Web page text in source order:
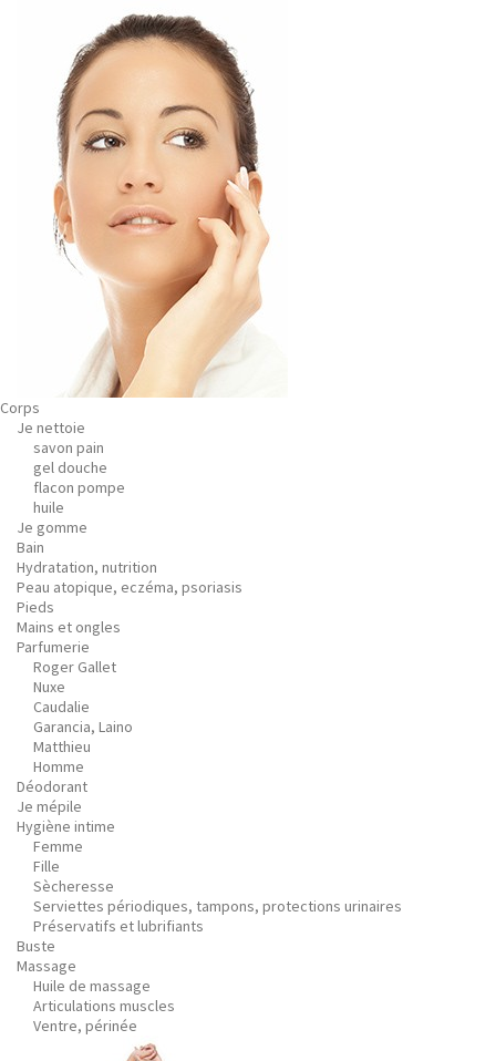
Corps
Je nettoie
savon pain
gel douche
flacon pompe
huile
Je gomme
Bain
Hydratation, nutrition
Peau atopique, eczéma, psoriasis
Pieds
Mains et ongles
Parfumerie
Roger Gallet
Nuxe
Caudalie
Garancia, Laino
Matthieu
Homme
Déodorant
Je mépile
Hygiène intime
Femme
Fille
Sècheresse
Serviettes périodiques, tampons, protections urinaires
Préservatifs et lubrifiants
Buste
Massage
Huile de massage
Articulations muscles
Ventre, périnée